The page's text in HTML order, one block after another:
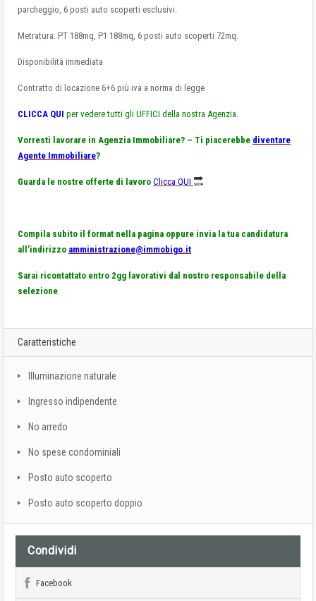
parcheggio, 6 posti auto scoperti esclusivi.
Metratura: PT 188mq, P1 188mq, 6 posti auto scoperti 72mq.
Disponibilità immediata
Contratto di locazione 6+6 più iva a norma di legge
CLICCA QUI per vedere tutti gli UFFICI della nostra Agenzia.
Vorresti lavorare in Agenzia Immobiliare? – Ti piacerebbe diventare
Agente Immobiliare?
Guarda le nostre offerte di lavoro Clicca QUI
Compila subito il format nella pagina oppure invia la tua candidatura
all’indirizzo amministrazione@immobigo.it
Sarai ricontattato entro 2gg lavorativi dal nostro responsabile della
selezione
Caratteristiche
Illuminazione naturale
Ingresso indipendente
No arredo
No spese condominiali
Posto auto scoperto
Posto auto scoperto doppio
Condividi
Facebook